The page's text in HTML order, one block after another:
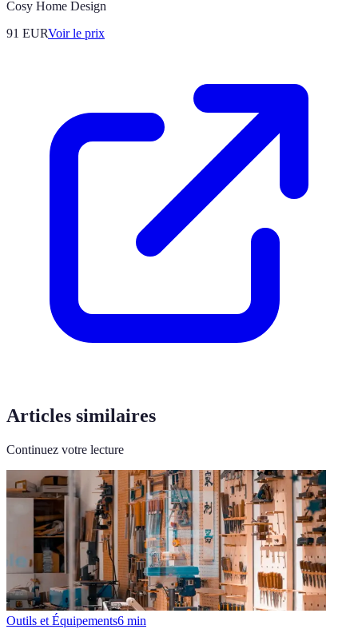
Cosy Home Design
91 EURVoir le prix
Articles similaires
Continuez votre lecture
Outils et Équipements6 min